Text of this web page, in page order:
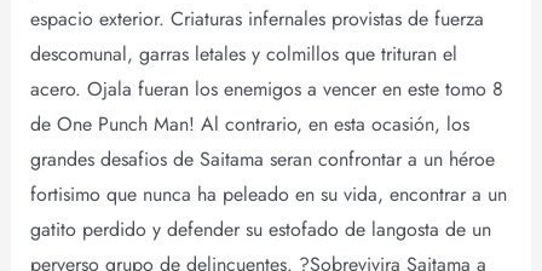
espacio exterior. Criaturas infernales provistas de fuerza
descomunal, garras letales y colmillos que trituran el
acero. Ojala fueran los enemigos a vencer en este tomo 8
de One Punch Man! Al contrario, en esta ocasión, los
grandes desafios de Saitama seran confrontar a un héroe
fortisimo que nunca ha peleado en su vida, encontrar a un
gatito perdido y defender su estofado de langosta de un
perverso grupo de delincuentes. ?Sobrevivira Saitama a